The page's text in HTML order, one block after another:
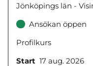
Jönköpings län -
Ansökan öppen
Profilkurs
Start 17 aug. 2026